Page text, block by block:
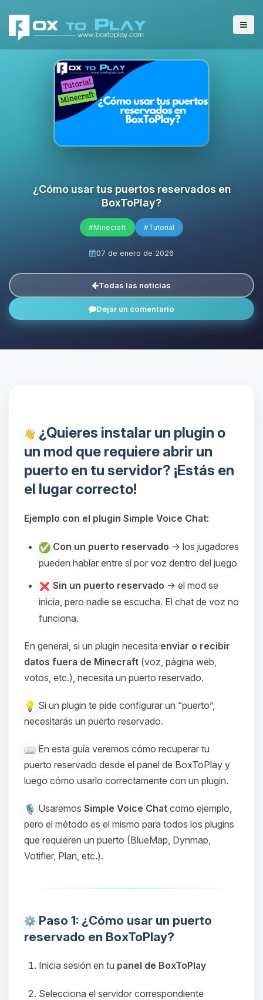
¿Cómo usar tus puertos reservados en
BoxToPlay?
#Minecraft #Tutorial
07 de enero de 2026
Todas las noticias
Dejar un comentario
¿Quieres instalar un plugin o
un mod que requiere abrir un
puerto en tu servidor? ¡Estás en
el lugar correcto!
Ejemplo con el plugin Simple Voice Chat:
Con un puerto reservado → los jugadores
pueden hablar entre sí por voz dentro del juego
Sin un puerto reservado → el mod se
inicia, pero nadie se escucha. El chat de voz no
funciona.
En general, si un plugin necesita enviar o recibir
datos fuera de Minecraft (voz, página web,
votos, etc.), necesita un puerto reservado.
Si un plugin te pide configurar un “puerto”,
necesitarás un puerto reservado.
En esta guía veremos cómo recuperar tu
puerto reservado desde el panel de BoxToPlay y
luego cómo usarlo correctamente con un plugin.
Usaremos Simple Voice Chat como ejemplo,
pero el método es el mismo para todos los plugins
que requieren un puerto (BlueMap, Dynmap,
Votifier, Plan, etc.).
Paso 1: ¿Cómo usar un puerto
reservado en BoxToPlay?
Inicia sesión en tu panel de BoxToPlay
Selecciona el servidor correspondiente